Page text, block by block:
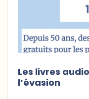
Les livres
l’évasion